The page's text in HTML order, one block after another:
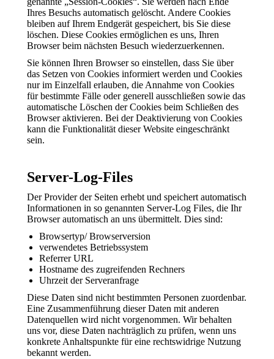
Ihres Besuchs automatisch gelöscht. Andere Cookies
bleiben auf Ihrem Endgerät gespeichert, bis Sie diese
löschen. Diese Cookies ermöglichen es uns, Ihren
Browser beim nächsten Besuch wiederzuerkennen.
Sie können Ihren Browser so einstellen, dass Sie über
das Setzen von Cookies informiert werden und Cookies
nur im Einzelfall erlauben, die Annahme von Cookies
für bestimmte Fälle oder generell ausschließen sowie das
automatische Löschen der Cookies beim Schließen des
Browser aktivieren. Bei der Deaktivierung von Cookies
kann die Funktionalität dieser Website eingeschränkt
sein.
Server-Log-Files
Der Provider der Seiten erhebt und speichert automatisch
Informationen in so genannten Server-Log Files, die Ihr
Browser automatisch an uns übermittelt. Dies sind:
Browsertyp/ Browserversion
verwendetes Betriebssystem
Referrer URL
Hostname des zugreifenden Rechners
Uhrzeit der Serveranfrage
Diese Daten sind nicht bestimmten Personen zuordenbar.
Eine Zusammenführung dieser Daten mit anderen
Datenquellen wird nicht vorgenommen. Wir behalten
uns vor, diese Daten nachträglich zu prüfen, wenn uns
konkrete Anhaltspunkte für eine rechtswidrige Nutzung
bekannt werden.